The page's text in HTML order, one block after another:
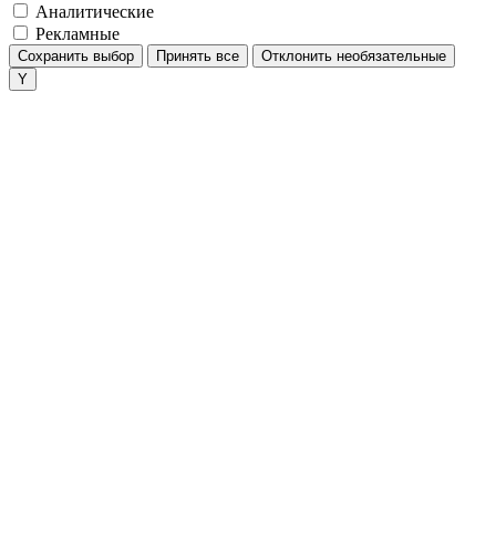
Аналитические
Рекламные
Сохранить выбор Принять все Отклонить необязательные